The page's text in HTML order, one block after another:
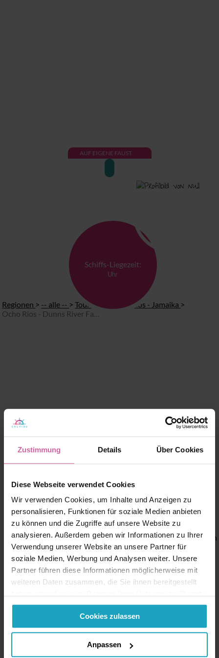
Zustimmung Details Über Cookies
Diese Webseite verwendet Cookies
Wir verwenden Cookies, um Inhalte und Anzeigen zu
personalisieren, Funktionen für soziale Medien anbieten
zu können und die Zugriffe auf unsere Website zu
analysieren. Außerdem geben wir Informationen zu Ihrer
Verwendung unserer Website an unsere Partner für
soziale Medien, Werbung und Analysen weiter. Unsere
Partner führen diese Informationen möglicherweise mit
weiteren Daten zusammen, die Sie ihnen bereitgestellt
gesammelt haben. Sie geben Einwilligung zu unseren
Cookies, wenn Sie unsere Webseite weiterhin nutzen.
Cookies zulassen
Anpassen
AUF EIGENE FAUST
Schiffs-Liegezeit:
Uhr
Regionen > -- alle -- >Touren in Ochos Rios - Jamaika >
Ocho Rios - Dunns River Falls (Start am Hafen)
Karte zurücksetzen
Meine Tour
Gesamtdauer
Fahrtstrecke